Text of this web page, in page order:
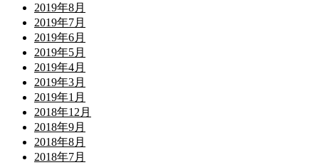
2019年8月
2019年7月
2019年6月
2019年5月
2019年4月
2019年3月
2019年1月
2018年12月
2018年9月
2018年8月
2018年7月